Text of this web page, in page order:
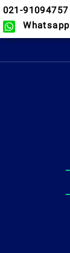
021-91094757
Whatsapp